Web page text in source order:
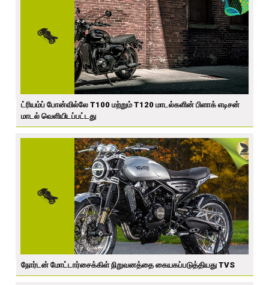
ட்ரியம்ப் போன்வில்லே T100 மற்றும் T120 மாடல்களின் பிளாக் எடிசன்
மாடல் வெளியிடப்பட்டது
நோர்டன் மோட்டார்சைக்கிள் நிறுவனத்தை கையகப்படுத்தியது TVS